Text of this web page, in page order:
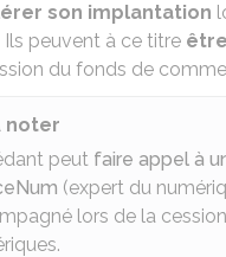
son implantation
Ils peuvent à ce titre
du fonds de
noter
peut faire appel à
(expert du
lors de la